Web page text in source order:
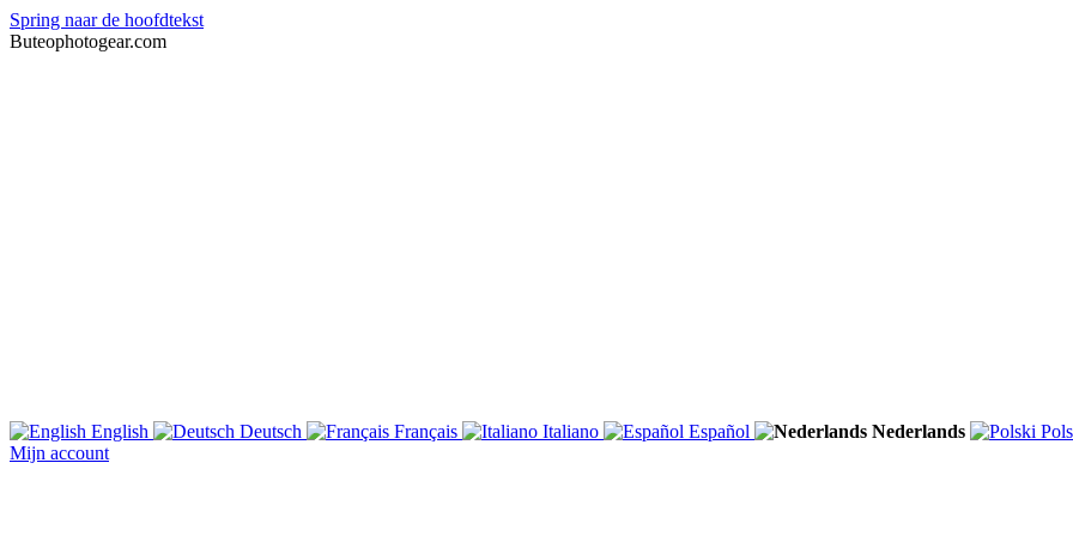
Spring naar de hoofdtekst
Buteophotogear.com
English Deutsch Français Italiano Español Nederlands
Mijn account